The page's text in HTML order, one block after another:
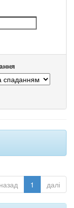
назад 1 далі